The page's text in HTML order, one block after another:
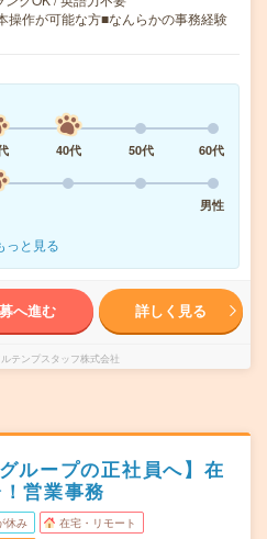
操作が可能な方■なんらかの事務経験
40代 50代
60代
男性
っと見る
へ進む 詳しく見る
テンプスタッフ株式会社
ループの正社員へ】在
営業事務
休み 在宅・リモート